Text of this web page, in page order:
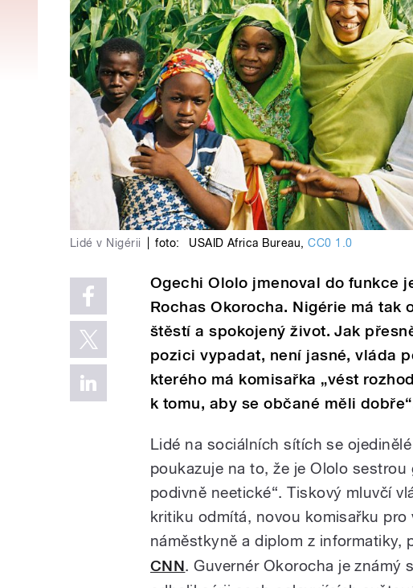
Lidé v Nigérii foto: USAID Africa Bureau,CC0 1.0
Ogechi Ololo jmenoval do funkce
Rochas Okorocha. Nigérie má
štěstí a spokojený život. Jak
pozici vypadat, není jasné, vláda
kterého má komisařka „vést
k tomu, aby se občané měli
Lidé na sociálních sítích se
poukazuje na to, že je Ololo sestrou
podivně neetické“. Tiskový mluvčí
kritiku odmítá, novou komisařku
náměstkyně a diplom z informatiky,
CNN. Guvernér Okorocha je známý